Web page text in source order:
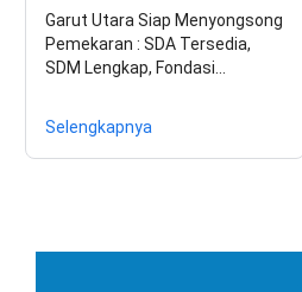
Garut Utara Siap Menyongsong
Pemekaran : SDA Tersedia,
SDM Lengkap, Fondasi…
Selengkapnya